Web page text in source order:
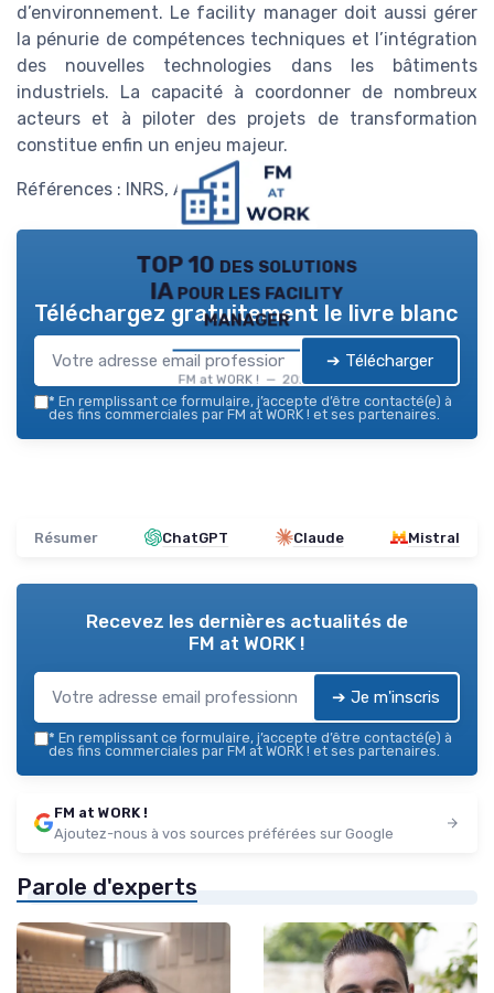
d’environnement. Le facility manager doit aussi gérer
la pénurie de compétences techniques et l’intégration
des nouvelles technologies dans les bâtiments
industriels. La capacité à coordonner de nombreux
acteurs et à piloter des projets de transformation
constitue enfin un enjeu majeur.
Références : INRS, Afnor, RICS.
TOP 10 des solutions
IA pour les facility
manager
FM at WORK ! — 2026
Téléchargez gratuitement le livre blanc
➔ Télécharger
* En remplissant ce formulaire, j’accepte d’être contacté(e) à
des fins commerciales par FM at WORK ! et ses partenaires.
Résumer ChatGPT Claude Mistral
Recevez les dernières actualités de
FM at WORK !
➔ Je m'inscris
* En remplissant ce formulaire, j’accepte d’être contacté(e) à
des fins commerciales par FM at WORK ! et ses partenaires.
FM at WORK !
Ajoutez-nous à vos sources préférées sur Google
Parole d'experts